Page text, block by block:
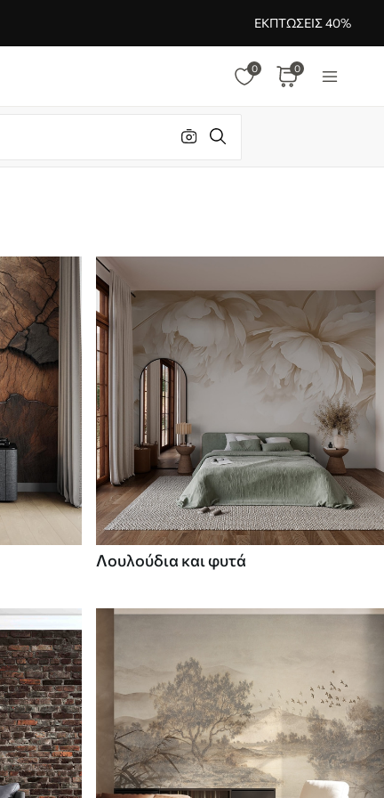
ΕΚΠΤΏΣΕΙΣ 40%
0 0
Λουλούδια και φυτά